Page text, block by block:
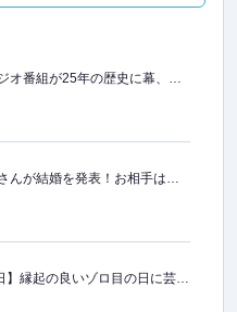
相葉雅紀の冠ラジオ番組が25年の歴史に幕、愛された長寿番組が終了へ
俳優・戸塚純貴さんが結婚を発表！お相手は年下の一般女性
【令和8年8月8日】縁起の良いゾロ目の日に芸能界からハッピーなニュースが続々！